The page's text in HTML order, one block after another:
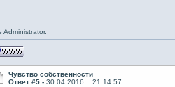
Administrator.
Чувство собственности
Ответ #5 -30.04.2016 :: 21:14:57